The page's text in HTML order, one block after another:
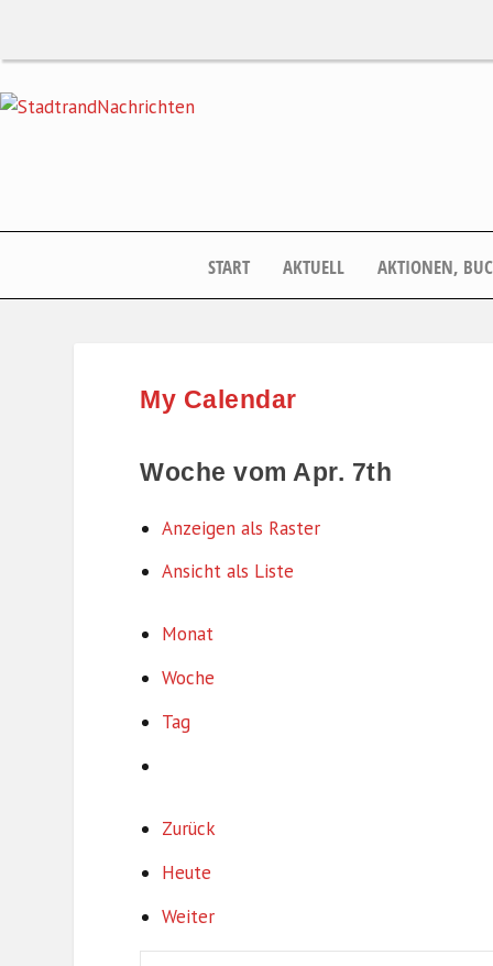
START AKTUELL AKTIONEN,
My Calendar
Woche vom Apr. 7th
Anzeigen als Raster
Ansicht als Liste
Monat
Woche
Tag
Zurück
Heute
Weiter